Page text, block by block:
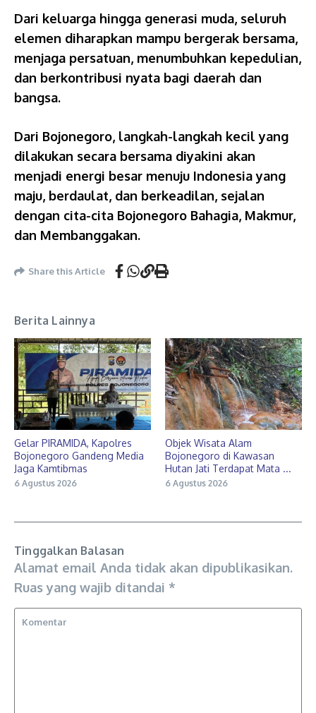
Dari keluarga hingga generasi muda, seluruh
elemen diharapkan mampu bergerak bersama,
menjaga persatuan, menumbuhkan kepedulian,
dan berkontribusi nyata bagi daerah dan
bangsa.
Dari Bojonegoro, langkah-langkah kecil yang
dilakukan secara bersama diyakini akan
menjadi energi besar menuju Indonesia yang
maju, berdaulat, dan berkeadilan, sejalan
dengan cita-cita Bojonegoro Bahagia, Makmur,
dan Membanggakan.
Share this Article
Berita Lainnya
Gelar PIRAMIDA, Kapolres
Bojonegoro Gandeng Media
Jaga Kamtibmas
6 Agustus 2026
Objek Wisata Alam
Bojonegoro di Kawasan
Hutan Jati Terdapat Mata ...
6 Agustus 2026
Tinggalkan Balasan
Alamat email Anda tidak akan dipublikasikan.
Ruas yang wajib ditandai *